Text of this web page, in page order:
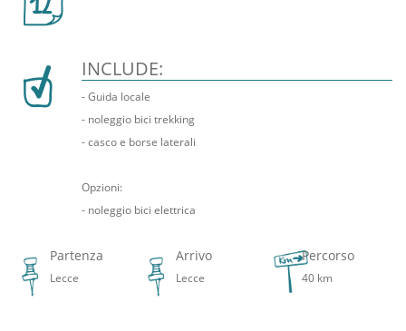
INCLUDE:
- Guida locale
- noleggio bici trekking
- casco e borse laterali
Opzioni:
- noleggio bici elettrica
Partenza
Lecce
Arrivo
Lecce
Percorso
40 km